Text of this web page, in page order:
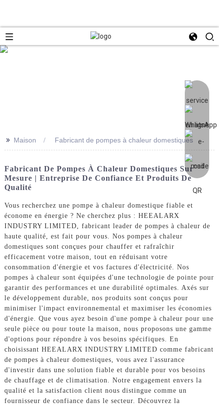
>> Maison Fabricant de pompes à chaleur domestiques
Fabricant De Pompes À Chaleur Domestiques Sur
Mesure | Entreprise De Confiance Et Produits De
Qualité
Vous recherchez une pompe à chaleur domestique fiable et
économe en énergie ? Ne cherchez plus : HEEALARX
INDUSTRY LIMITED, fabricant leader de pompes à chaleur de
haute qualité, est fait pour vous. Nos pompes à chaleur
domestiques sont conçues pour chauffer et rafraîchir
efficacement votre maison, tout en réduisant votre
consommation d'énergie et vos factures d'électricité. Nos
pompes à chaleur sont équipées d'une technologie de pointe pour
garantir des performances et une durabilité optimales. Axés sur
le développement durable, nos produits sont conçus pour
minimiser l'impact environnemental et maximiser les économies
d'énergie. Que vous ayez besoin d'une pompe à chaleur pour une
seule pièce ou pour toute la maison, nous proposons une gamme
d'options pour répondre à vos besoins spécifiques. En
choisissant HEEALARX INDUSTRY LIMITED comme fabricant
de pompes à chaleur domestiques, vous avez l'assurance
d'investir dans une solution fiable et durable pour vos besoins
de chauffage et de climatisation. Notre engagement envers la
qualité et la satisfaction client nous distingue comme un
fournisseur de confiance dans le secteur. Découvrez la